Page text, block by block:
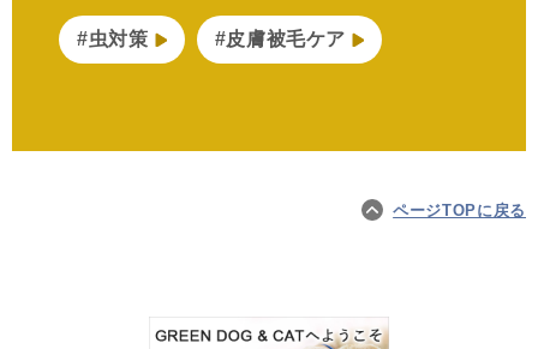
#虫対策 #皮膚被毛ケア
ページTOPに戻る